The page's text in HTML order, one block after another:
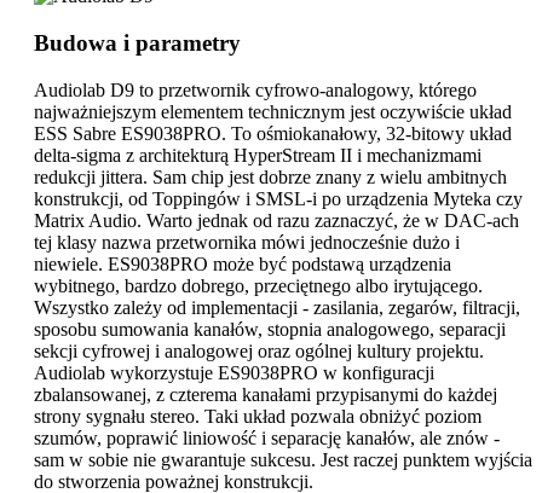
Budowa i parametry
Audiolab D9 to przetwornik cyfrowo-analogowy, którego
najważniejszym elementem technicznym jest oczywiście układ
ESS Sabre ES9038PRO. To ośmiokanałowy, 32-bitowy układ
delta-sigma z architekturą HyperStream II i mechanizmami
redukcji jittera. Sam chip jest dobrze znany z wielu ambitnych
konstrukcji, od Toppingów i SMSL-i po urządzenia Myteka czy
Matrix Audio. Warto jednak od razu zaznaczyć, że w DAC-ach
tej klasy nazwa przetwornika mówi jednocześnie dużo i
niewiele. ES9038PRO może być podstawą urządzenia
wybitnego, bardzo dobrego, przeciętnego albo irytującego.
Wszystko zależy od implementacji - zasilania, zegarów, filtracji,
sposobu sumowania kanałów, stopnia analogowego, separacji
sekcji cyfrowej i analogowej oraz ogólnej kultury projektu.
Audiolab wykorzystuje ES9038PRO w konfiguracji
zbalansowanej, z czterema kanałami przypisanymi do każdej
strony sygnału stereo. Taki układ pozwala obniżyć poziom
szumów, poprawić liniowość i separację kanałów, ale znów -
sam w sobie nie gwarantuje sukcesu. Jest raczej punktem wyjścia
do stworzenia poważnej konstrukcji.